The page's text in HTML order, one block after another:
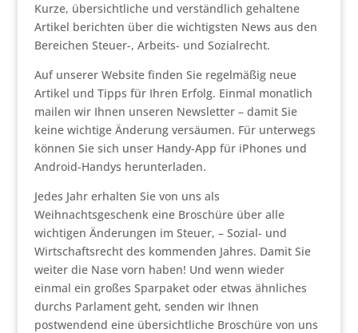
Kurze, übersichtliche und verständlich gehaltene
Artikel berichten über die wichtigsten News aus den
Bereichen Steuer-, Arbeits- und Sozialrecht.
Auf unserer Website finden Sie regelmäßig neue
Artikel und Tipps für Ihren Erfolg. Einmal monatlich
mailen wir Ihnen unseren Newsletter – damit Sie
keine wichtige Änderung versäumen. Für unterwegs
können Sie sich unser Handy-App für iPhones und
Android-Handys herunterladen.
Jedes Jahr erhalten Sie von uns als
Weihnachtsgeschenk eine Broschüre über alle
wichtigen Änderungen im Steuer, – Sozial- und
Wirtschaftsrecht des kommenden Jahres. Damit Sie
weiter die Nase vorn haben! Und wenn wieder
einmal ein großes Sparpaket oder etwas ähnliches
durchs Parlament geht, senden wir Ihnen
postwendend eine übersichtliche Broschüre von uns